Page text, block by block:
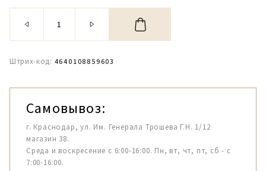
Штрих-код: 4640108859603
Самовывоз:
г. Краснодар, ул. Им. Генерала Трошева Г.Н. 1/12
магазин 38.
Среда и воскресение с 6:00-16:00. Пн, вт, чт, пт, сб - с
7:00-16:00.